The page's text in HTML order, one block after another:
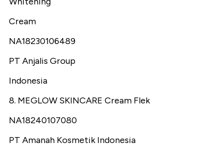
Cream
NA18230106489
PT Anjalis Group
Indonesia
8. MEGLOW SKINCARE Cream Flek
NA18240107080
PT Amanah Kosmetik Indonesia